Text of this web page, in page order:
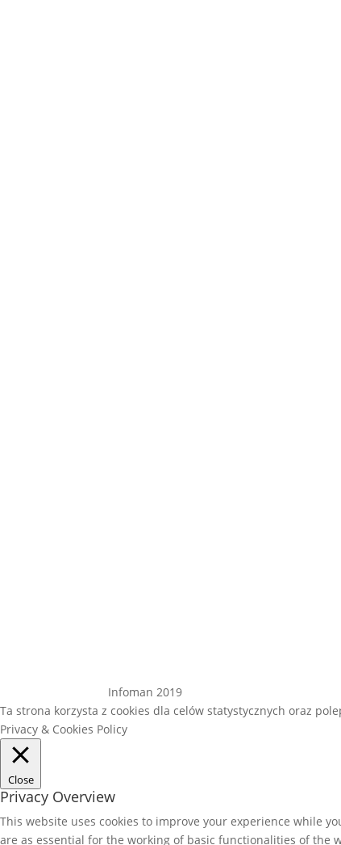
Infoman 2019
Ta strona korzysta z cookies dla celów statystycznych oraz
Privacy & Cookies Policy
Close
Privacy Overview
This website uses cookies to improve your experience while
are as essential for the working of basic functionalities of the